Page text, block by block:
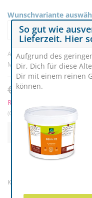
Wunschvariante
Marstall Darm-
Artikelnr. 333579
Marke: Marstall
€ 79,00
RC-Mitglieder sparen €
(€ 7,77/kg) | inkl. MwSt. zzgl.
Kostenloser Versand ab € 119
So gut wie
Lieferzeit. Hier
Aufgrund des
Dir, Dich für diese
Dir mit einem reinen
können.